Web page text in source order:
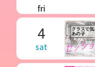
3
fri
4
sat